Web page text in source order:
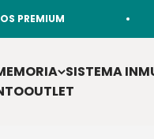
SISTEMA
OUTLET